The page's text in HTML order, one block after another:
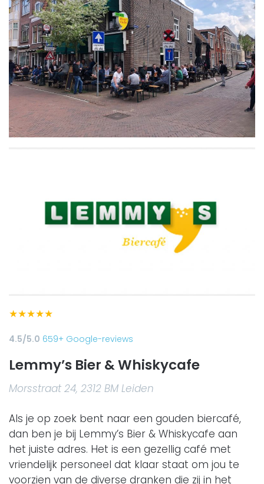
★★★★★
4.5/5.0 659+ Google-reviews
Lemmy’s Bier & Whiskycafe
Morsstraat 24, 2312 BM Leiden
Als je op zoek bent naar een gouden biercafé,
dan ben je bij Lemmy’s Bier & Whiskycafe aan
het juiste adres. Het is een gezellig café met
vriendelijk personeel dat klaar staat om jou te
voorzien van de diverse dranken die zij in het